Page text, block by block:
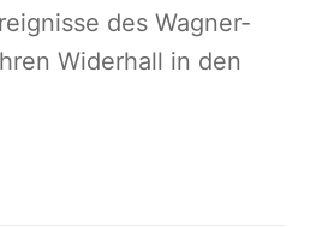
des Wagner-
Widerhall in den